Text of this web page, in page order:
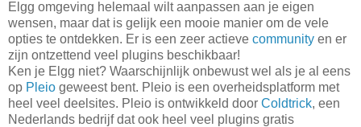
Elgg omgeving helemaal wilt aanpassen aan je eigen
wensen, maar dat is gelijk een mooie manier om de vele
opties te ontdekken. Er is een zeer actieve community en er
zijn ontzettend veel plugins beschikbaar!
Ken je Elgg niet? Waarschijnlijk onbewust wel als je al eens
op Pleio geweest bent. Pleio is een overheidsplatform met
heel veel deelsites. Pleio is ontwikkeld door Coldtrick, een
Nederlands bedrijf dat ook heel veel plugins gratis